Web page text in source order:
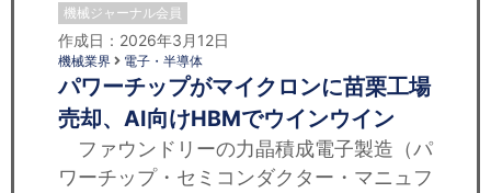
機械ジャーナル会員
作成日：2026年3月12日
機械業界 電子・半導体
パワーチップがマイクロンに苗栗工場
売却、AI向けHBMでウインウイン
ファウンドリーの力晶積成電子製造（パ
ワーチップ・セミコンダクター・マニュフ